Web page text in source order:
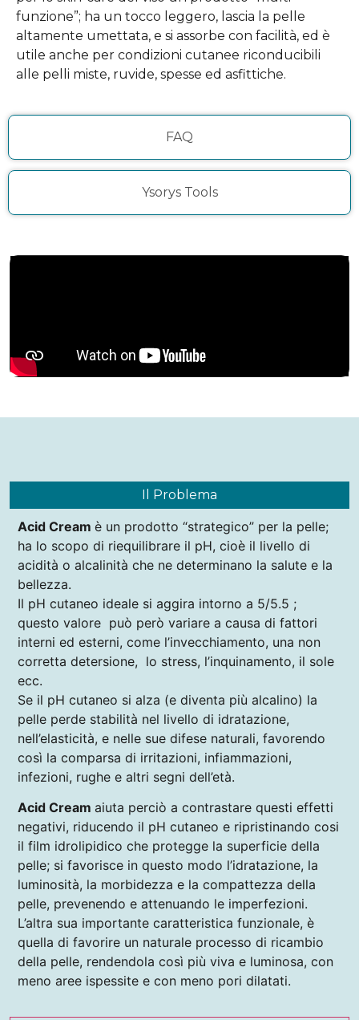
FAQ
Ysorys Tools
funzione”; ha un tocco leggero, lascia la pelle
altamente umettata, e si assorbe con facilità, ed è
utile anche per condizioni cutanee riconducibili
alle pelli miste, ruvide, spesse ed asfittiche.
Il Problema
Acid Cream è un prodotto “strategico” per la pelle;
ha lo scopo di riequilibrare il pH, cioè il livello di
acidità o alcalinità che ne determinano la salute e la
bellezza.
Il pH cutaneo ideale si aggira intorno a 5/5.5 ;
questo valore può però variare a causa di fattori
interni ed esterni, come l’invecchiamento, una non
corretta detersione, lo stress, l’inquinamento, il sole
ecc.
Se il pH cutaneo si alza (e diventa più alcalino) la
pelle perde stabilità nel livello di idratazione,
nell’elasticità, e nelle sue difese naturali, favorendo
così la comparsa di irritazioni, infiammazioni,
infezioni, rughe e altri segni dell’età.
Acid Cream aiuta perciò a contrastare questi effetti
negativi, riducendo il pH cutaneo e ripristinando cosi
il film idrolipidico che protegge la superficie della
pelle; si favorisce in questo modo l’idratazione, la
luminosità, la morbidezza e la compattezza della
pelle, prevenendo e attenuando le imperfezioni.
L’altra sua importante caratteristica funzionale, è
quella di favorire un naturale processo di ricambio
della pelle, rendendola così più viva e luminosa, con
meno aree ispessite e con meno pori dilatati.